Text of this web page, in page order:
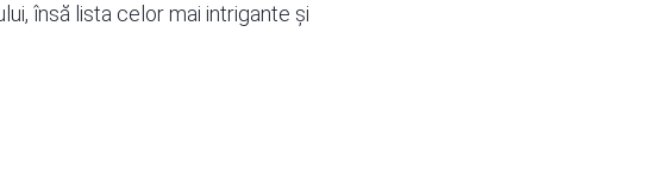
însă lista celor mai intrigante și